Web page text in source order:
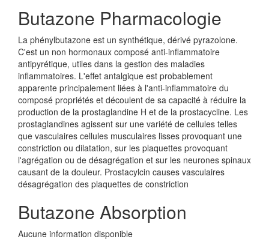
Butazone Pharmacologie
La phénylbutazone est un synthétique, dérivé pyrazolone.
C'est un non hormonaux composé anti-inflammatoire
antipyrétique, utiles dans la gestion des maladies
inflammatoires. L'effet antalgique est probablement
apparente principalement liées à l'anti-inflammatoire du
composé propriétés et découlent de sa capacité à réduire la
production de la prostaglandine H et de la prostacycline. Les
prostaglandines agissent sur une variété de cellules telles
que vasculaires cellules musculaires lisses provoquant une
constriction ou dilatation, sur les plaquettes provoquant
l'agrégation ou de désagrégation et sur les neurones spinaux
causant de la douleur. Prostacylcin causes vasculaires
désagrégation des plaquettes de constriction
Butazone Absorption
Aucune information disponible